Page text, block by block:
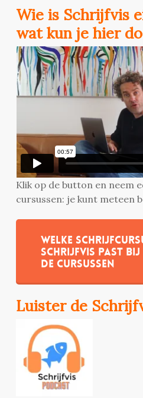
Wie is Schrijfvis
wat kun je hier
Klik op de button en neem
cursussen: je kunt meteen
Welke
Schrijfvis past
de cursussen
Luister de